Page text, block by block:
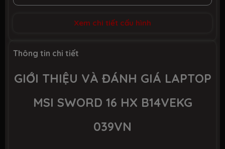
DDR5 5600MHz
Số slot
Ổ CỨNG LƯU TRỮ (SSD)
Dung lượng SSD 1TB M.2
PCIe Gen4, Gen5
Xem chi tiết cấu hình
Thông tin chi tiết
GIỚI THIỆU VÀ ĐÁNH GIÁ LAPTOP
MSI SWORD 16 HX B14VEKG
039VN